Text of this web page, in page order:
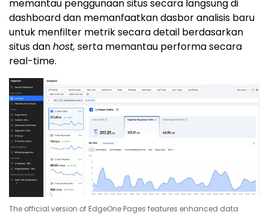
memantau penggunaan situs secara langsung di
dashboard dan memanfaatkan dasbor analisis baru
untuk menfilter metrik secara detail berdasarkan
situs danhost, serta memantau performa secara
real-time.
The official version of EdgeOne Pages features enhanced data